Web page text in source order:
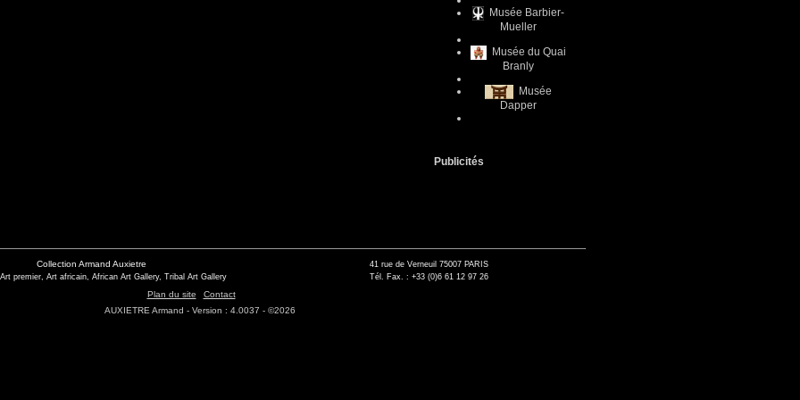
Musée Barbier-
Mueller
Musée du Quai
Branly
Musée
Dapper
Publicités
Collection Armand Auxietre
premier, Art africain, African Art Gallery, Tribal Art Gallery
41 rue de Verneuil 75007 PARIS
Tél. Fax. : +33 (0)6 61 12 97 26
Plan du site
Contact
AUXIETRE Armand - Version : 4.0037 - ©2026